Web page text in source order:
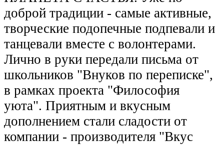
доброй традиции - самые активные,
творческие подопечные подпевали и
танцевали вместе с волонтерами.
Лично в руки передали письма от
школьников "Внуков по переписке",
в рамках проекта "Философия
уюта". Приятным и вкусным
дополнением стали сладости от
компании - производителя "Вкус